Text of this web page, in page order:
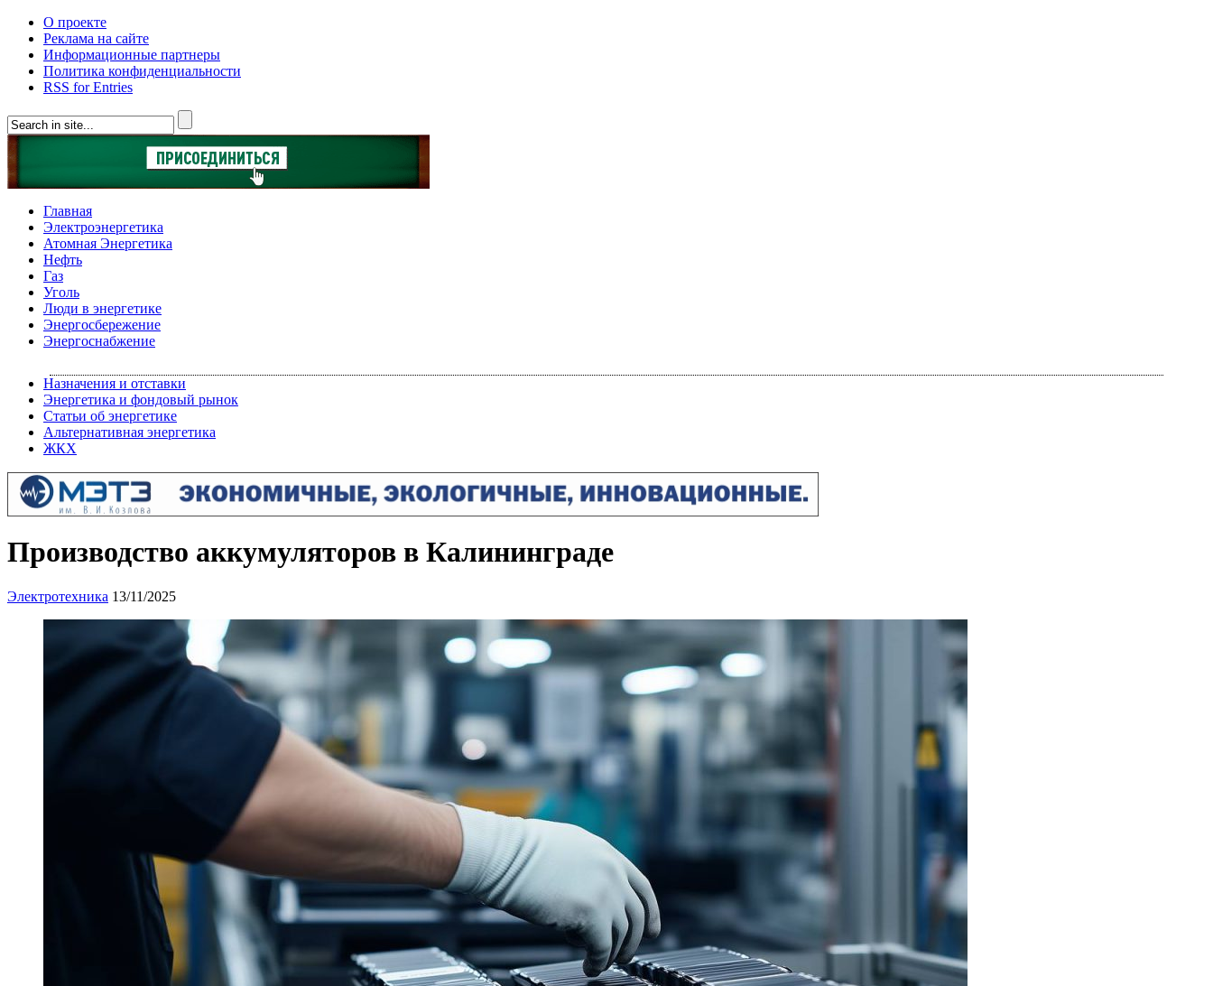
О проекте
Реклама на сайте
Информационные партнеры
Политика конфиденциальности
RSS for Entries
Главная
Электроэнергетика
Атомная Энергетика
Нефть
Газ
Уголь
Люди в энергетике
Энергосбережение
Энергоснабжение
Назначения и отставки
Энергетика и фондовый рынок
Статьи об энергетике
Альтернативная энергетика
ЖКХ
Производство аккумуляторов в Калининграде
Электротехника 13/11/2025